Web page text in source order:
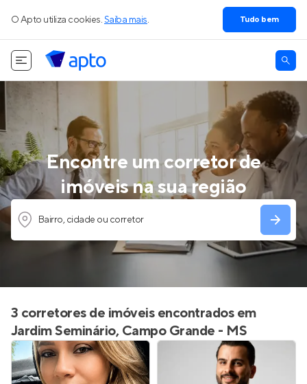
O Apto utiliza cookies. Saiba mais. Tudo bem
Encontre um corretor de
imóveis na sua região
Bairro, cidade ou corretor
3 corretores de imóveis encontrados em
Jardim Seminário, Campo Grande - MS